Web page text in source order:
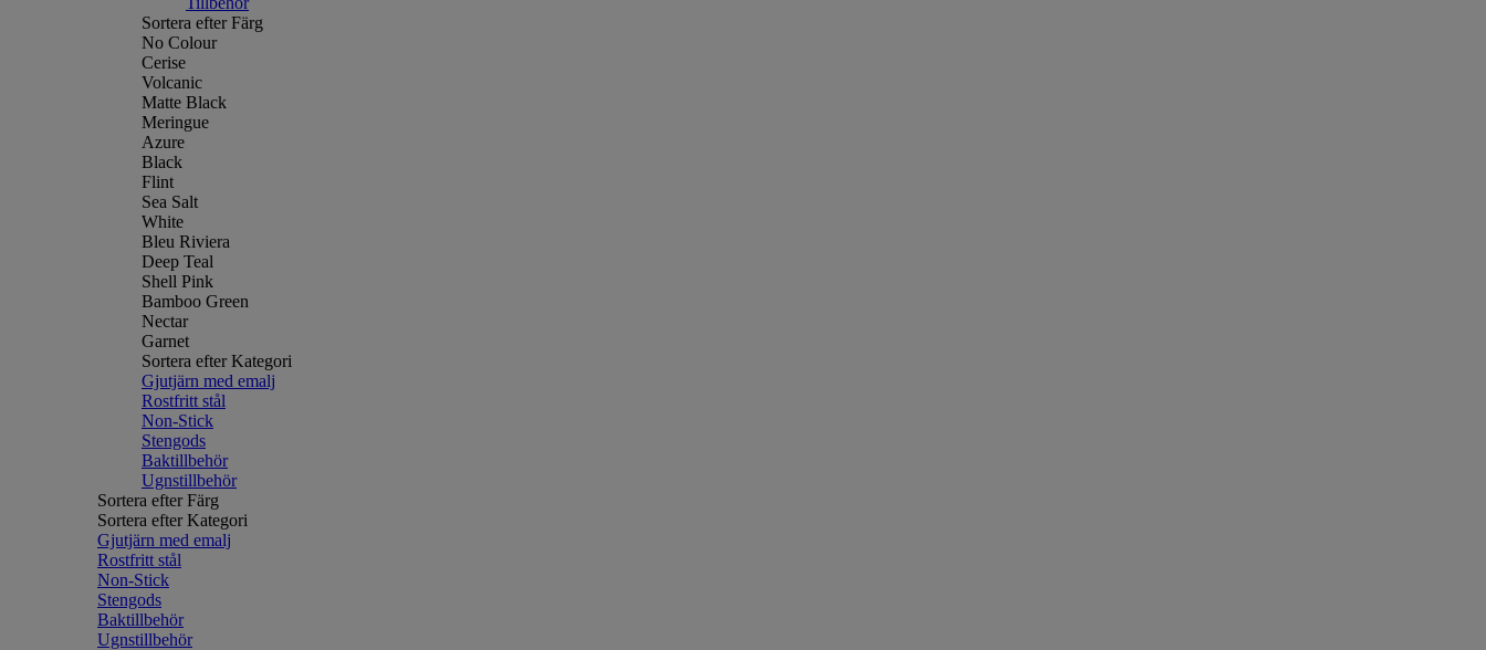
Sortera efter Färg
No Colour
Cerise
Volcanic
Matte Black
Meringue
Azure
Black
Flint
Sea Salt
White
Bleu Riviera
Deep Teal
Shell Pink
Bamboo Green
Nectar
Garnet
Sortera efter Kategori
Gjutjärn med emalj
Rostfritt stål
Non-Stick
Stengods
Baktillbehör
Ugnstillbehör
Sortera efter Färg
Sortera efter Kategori
Gjutjärn med emalj
Rostfritt stål
Non-Stick
Stengods
Baktillbehör
Ugnstillbehör